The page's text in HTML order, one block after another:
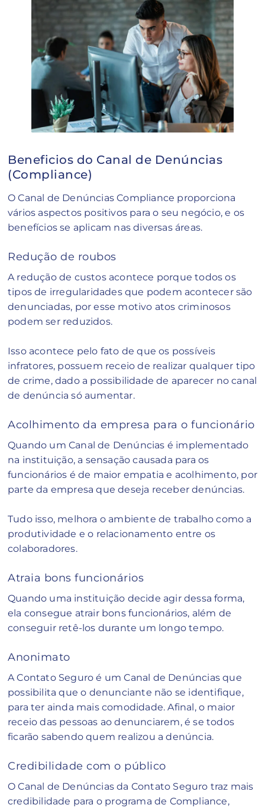
Beneficios do Canal de Denúncias
(Compliance)
O Canal de Denúncias Compliance proporciona
vários aspectos positivos para o seu negócio, e os
benefícios se aplicam nas diversas áreas.
Redução de roubos
A redução de custos acontece porque todos os
tipos de irregularidades que podem acontecer são
denunciadas, por esse motivo atos criminosos
podem ser reduzidos.
Isso acontece pelo fato de que os possíveis
infratores, possuem receio de realizar qualquer tipo
de crime, dado a possibilidade de aparecer no canal
de denúncia só aumentar.
Acolhimento da empresa para o funcionário
Quando um Canal de Denúncias é implementado
na instituição, a sensação causada para os
funcionários é de maior empatia e acolhimento, por
parte da empresa que deseja receber denúncias.
Tudo isso, melhora o ambiente de trabalho como a
produtividade e o relacionamento entre os
colaboradores.
Atraia bons funcionários
Quando uma instituição decide agir dessa forma,
ela consegue atrair bons funcionários, além de
conseguir retê-los durante um longo tempo.
Anonimato
A Contato Seguro é um Canal de Denúncias que
possibilita que o denunciante não se identifique,
para ter ainda mais comodidade. Afinal, o maior
receio das pessoas ao denunciarem, é se todos
ficarão sabendo quem realizou a denúncia.
Credibilidade com o público
O Canal de Denúncias da Contato Seguro traz mais
credibilidade para o programa de Compliance,